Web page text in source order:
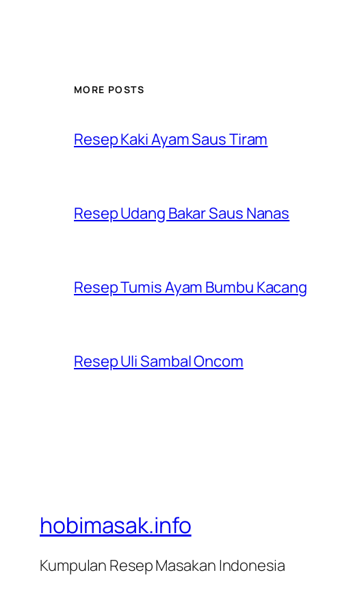
MORE POSTS
Resep Kaki Ayam Saus Tiram
Resep Udang Bakar Saus Nanas
Resep Tumis Ayam Bumbu Kacang
Resep Uli Sambal Oncom
hobimasak.info
Kumpulan Resep Masakan Indonesia